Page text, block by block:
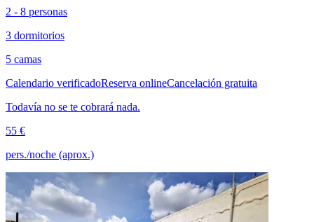
2 - 8 personas
3 dormitorios
5 camas
Calendario verificadoReserva onlineCancelación gratuita
Todavía no se te cobrará nada.
55 €
pers./noche (aprox.)